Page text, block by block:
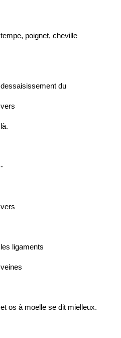
tempe, poignet, cheville
dessaisissement du
vers
là.
-
vers
les ligaments
veines
et os à moelle se dit mielleux.